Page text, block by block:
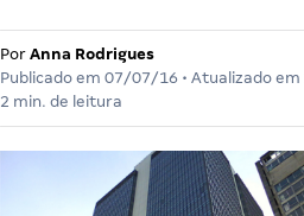
Por Anna Rodrigues
Publicado em 07/07/16 • Atualizado em
2 min. de leitura